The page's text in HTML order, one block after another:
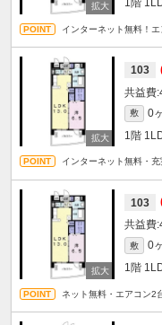
1階
インターネット無料！
103
敷 0
1階
インターネット無料・
103
敷 0
1階
ネット無料・エアコン2